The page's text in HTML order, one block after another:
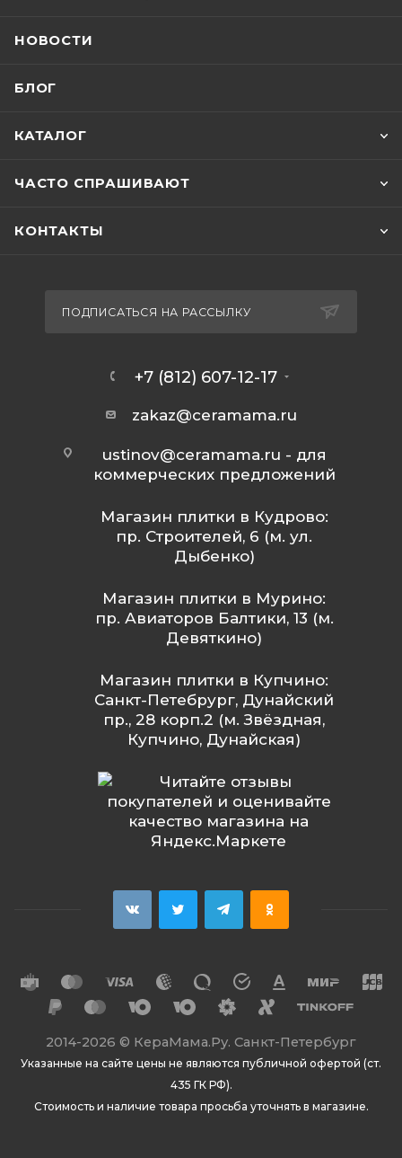
НОВОСТИ
БЛОГ
КАТАЛОГ
ЧАСТО СПРАШИВАЮТ
КОНТАКТЫ
ПОДПИСАТЬСЯ НА РАССЫЛКУ
+7 (812) 607-12-17
zakaz@ceramama.ru
ustinov@ceramama.ru - для
коммерческих предложений
Магазин плитки в Кудрово:
пр. Строителей, 6 (м. ул.
Дыбенко)
Магазин плитки в Мурино:
пр. Авиаторов Балтики, 13 (м.
Девяткино)
Магазин плитки в Купчино:
Санкт-Петебрург, Дунайский
пр., 28 корп.2 (м. Звёздная,
Купчино, Дунайская)
2014-2026 © КераМама.Ру. Санкт-Петербург
Указанные на сайте цены не являются публичной офертой (ст.
435 ГК РФ).
Стоимость и наличие товара просьба уточнять в магазине.